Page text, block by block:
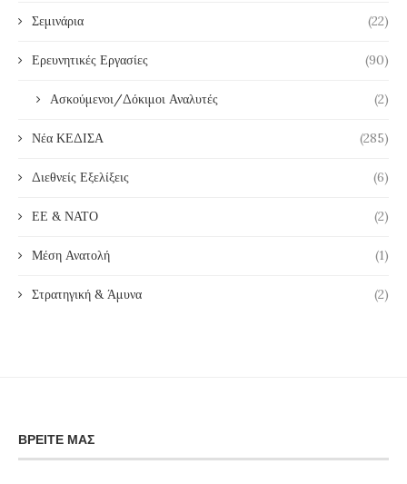
Σεμινάρια (22)
Ερευνητικές Εργασίες (90)
Ασκούμενοι/Δόκιμοι Αναλυτές (2)
Νέα ΚΕΔΙΣΑ (285)
Διεθνείς Εξελίξεις (6)
ΕΕ & ΝΑΤΟ (2)
Μέση Ανατολή (1)
Στρατηγική & Άμυνα (2)
ΒΡΕΊΤΕ ΜΑΣ